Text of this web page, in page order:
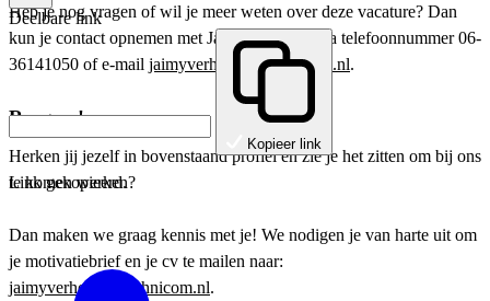
Heb je nog vragen of wil je meer weten over deze vacature? Dan
kun je contact opnemen met Jaimy Verhoeff via telefoonnummer 06-
36141050 of e-mail jaimyverhoeff@technicom.nl.
Reageer!
Herken jij jezelf in bovenstaand profiel en zie je het zitten om bij ons
te komen werken?
Dan maken we graag kennis met je! We nodigen je van harte uit om
je motivatiebrief en je cv te mailen naar:
jaimyverhoeff@technicom.nl.
Deelbare link
Kopieer link
Link gekopieerd.